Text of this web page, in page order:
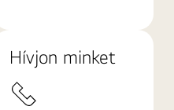
Hívjon minket